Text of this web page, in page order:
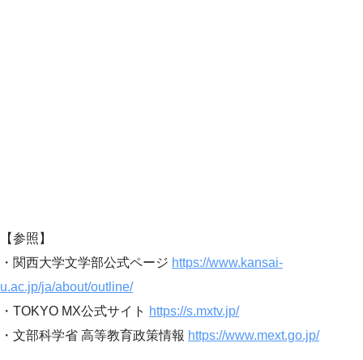
【参照】
・関西大学文学部公式ページ https://www.kansai-
u.ac.jp/ja/about/outline/
・TOKYO MX公式サイト https://s.mxtv.jp/
・文部科学省 高等教育政策情報 https://www.mext.go.jp/